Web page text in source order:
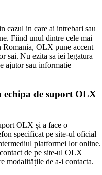
cazul in care ai intrebari sau
Fiind unul dintre cele mai
Romania, OLX pune accent
sai. Nu ezita sa iei legatura
ajutor sau informatie
de suport OLX
OLX și a face o
specificat pe site-ul oficial
platformei lor online.
de pe site-ul OLX
modalitățile de a-i contacta.